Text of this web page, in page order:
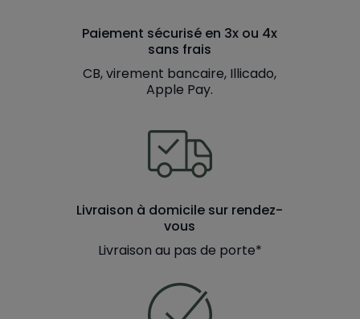
Paiement sécurisé en 3x ou 4x
sans frais
CB, virement bancaire, Illicado,
Apple Pay.
Livraison à domicile sur rendez-
vous
Livraison au pas de porte*